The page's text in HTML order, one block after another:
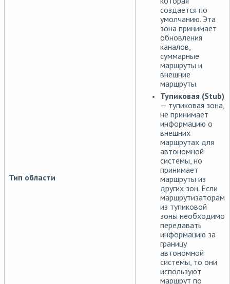
Тип области
создается по
умолчанию. Эта
зона принимает
обновления
каналов,
суммарные
маршруты и
внешние
маршруты.
Тупиковая (Stub)
— тупиковая зона,
не принимает
информацию о
внешних
маршрутах для
автономной
системы, но
принимает
маршруты из
других зон. Если
маршрутизаторам
из тупиковой
зоны необходимо
передавать
информацию за
границу
автономной
системы, то они
используют
маршрут по